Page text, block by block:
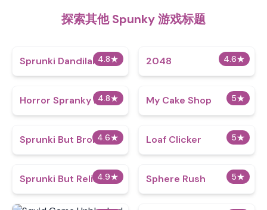
探索其他 Spunky 游戏标题
4.8★
Sprunki Dandilarity 4.6★
2048
4.8★
Horror Spranky Beats 5★
My Cake Shop
4.6★
Sprunki But Broken 5★
Loaf Clicker
4.9★
Sprunki But Relish 5★
Sphere Rush